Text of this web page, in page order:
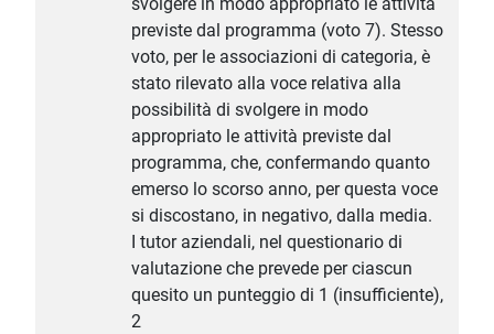
svolgere in modo appropriato le attività
previste dal programma (voto 7). Stesso
voto, per le associazioni di categoria, è
stato rilevato alla voce relativa alla
possibilità di svolgere in modo
appropriato le attività previste dal
programma, che, confermando quanto
emerso lo scorso anno, per questa voce
si discostano, in negativo, dalla media.
I tutor aziendali, nel questionario di
valutazione che prevede per ciascun
quesito un punteggio di 1 (insufficiente),
2